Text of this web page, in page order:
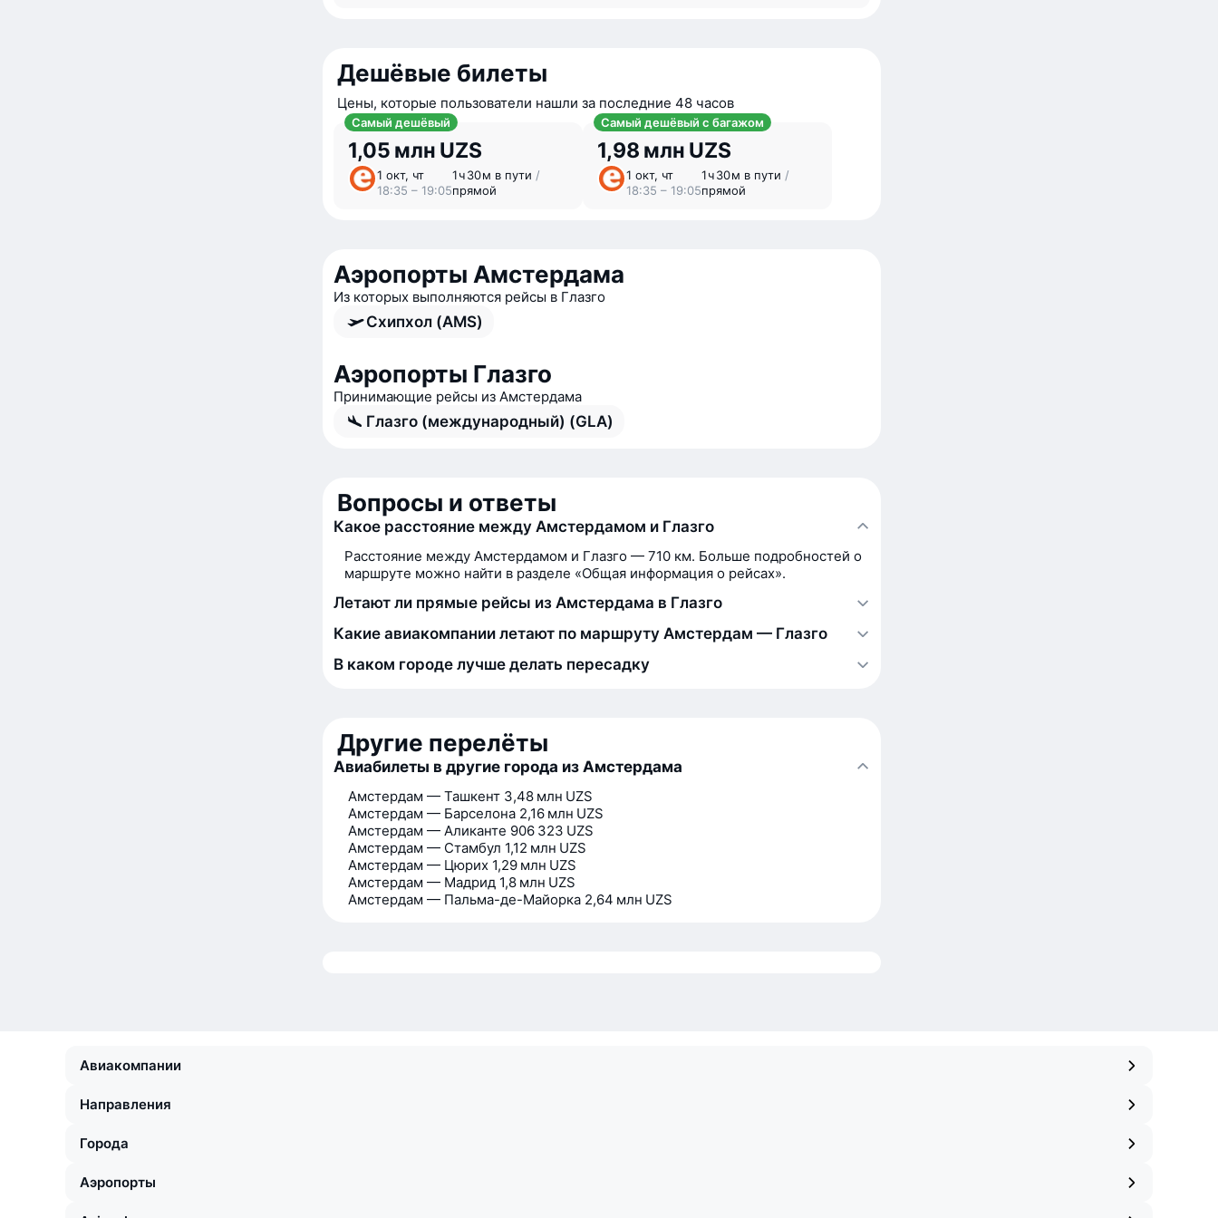
Дешёвые билеты
Цены, которые пользователи нашли за последние 48 часов
Самый дешёвый
1,05 млн UZS
1 окт, чт
18:35 – 19:05
1 ⁠ч 30 ⁠м в пути /
прямой
Самый дешёвый с багажом
1,98 млн UZS
1 окт, чт
18:35 – 19:05
1 ⁠ч 30 ⁠м в пути /
прямой
Аэропорты Амстердама
Из которых выполняются рейсы в Глазго
Схипхол (AMS)
Аэропорты Глазго
Принимающие рейсы из Амстердама
Глазго (международный) (GLA)
Вопросы и ответы
Какое расстояние между Амстердамом и Глазго
Расстояние между Амстердамом и Глазго — 710 км. Больше подробностей о
маршруте можно найти в разделе «Общая информация о рейсах».
Летают ли прямые рейсы из Амстердама в Глазго
Какие авиакомпании летают по маршруту Амстердам — Глазго
В каком городе лучше делать пересадку
Другие перелёты
Авиабилеты в другие города из Амстердама
Амстердам — Ташкент 3,48 млн UZS
Амстердам — Барселона 2,16 млн UZS
Амстердам — Аликанте 906 323 UZS
Амстердам — Стамбул 1,12 млн UZS
Амстердам — Цюрих 1,29 млн UZS
Амстердам — Мадрид 1,8 млн UZS
Амстердам — Пальма-де-Майорка 2,64 млн UZS
Авиакомпании
Направления
Города
Аэропорты